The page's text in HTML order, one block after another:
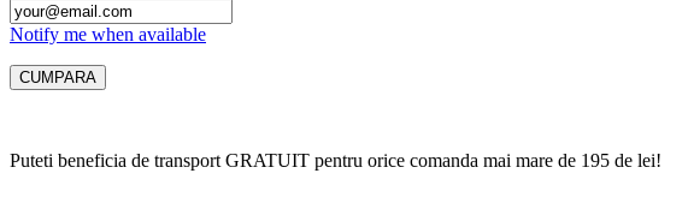
Notify me when available
Puteti beneficia de transport GRATUIT pentru orice comanda mai mare de 195 de lei!